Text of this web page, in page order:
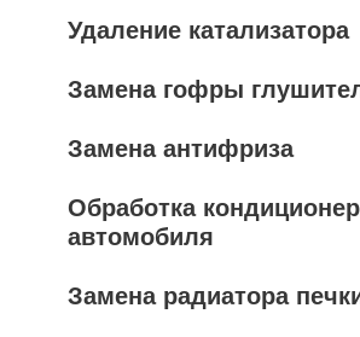
Удаление катализатора
Замена гофры
Замена антифриза
Обработка
автомобиля
Замена радиатора